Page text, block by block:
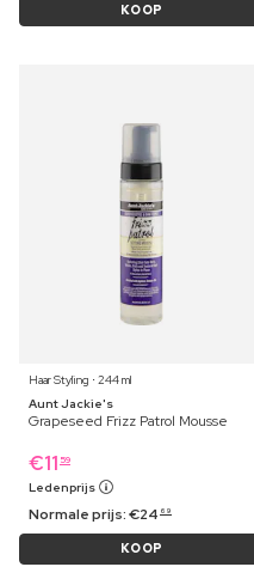
KOOP
Haar Styling ⋅ 244 ml
Aunt Jackie's
Grapeseed Frizz Patrol Mousse
€11 59
Ledenprijs
Normale prijs:€24 69
KOOP